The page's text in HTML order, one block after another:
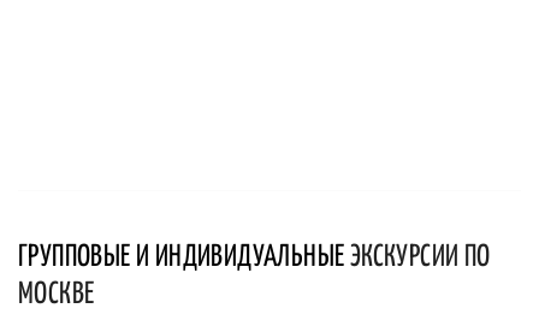
ГРУППОВЫЕ И ИНДИВИДУАЛЬНЫЕ ЭКСКУРСИИ ПО
МОСКВЕ